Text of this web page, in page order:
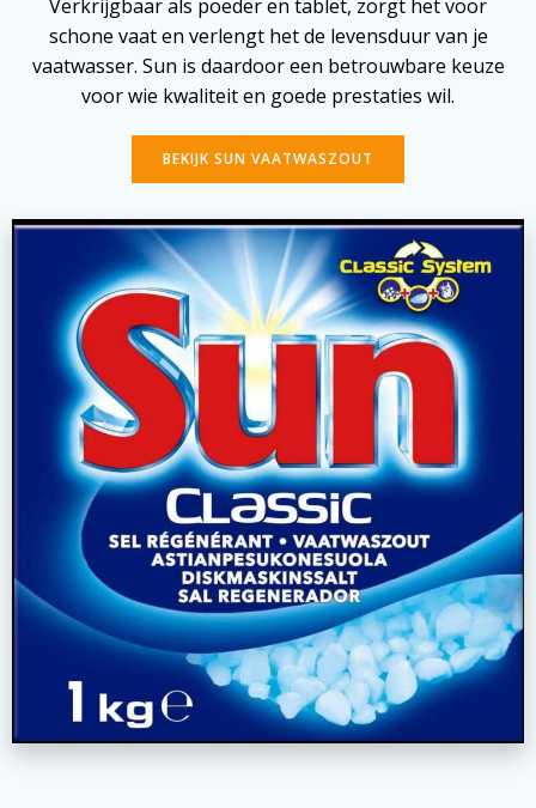
Verkrijgbaar als poeder en tablet, zorgt het voor
schone vaat en verlengt het de levensduur van je
vaatwasser. Sun is daardoor een betrouwbare keuze
voor wie kwaliteit en goede prestaties wil.
BEKIJK SUN VAATWASZOUT